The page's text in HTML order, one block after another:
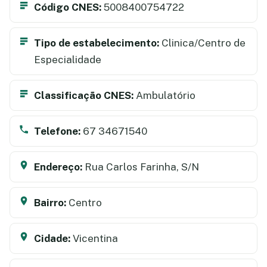
Código CNES: 5008400754722
Tipo de estabelecimento: Clinica/Centro de
Especialidade
Classificação CNES: Ambulatório
Telefone: 67 34671540
Endereço: Rua Carlos Farinha, S/N
Bairro: Centro
Cidade: Vicentina